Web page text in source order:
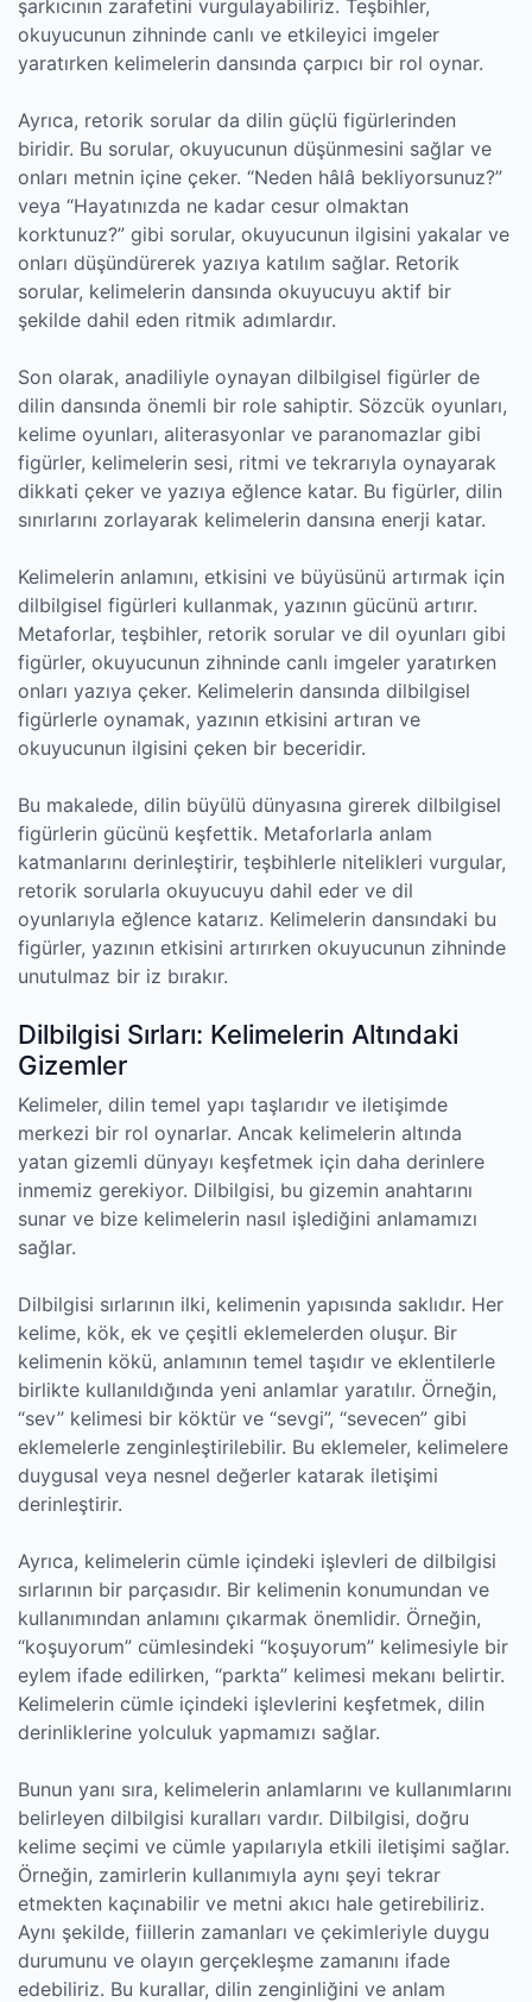
şarkıcının zarafetini vurgulayabiliriz. Teşbihler,
okuyucunun zihninde canlı ve etkileyici imgeler
yaratırken kelimelerin dansında çarpıcı bir rol oynar.
Ayrıca, retorik sorular da dilin güçlü figürlerinden
biridir. Bu sorular, okuyucunun düşünmesini sağlar ve
onları metnin içine çeker. “Neden hâlâ bekliyorsunuz?”
veya “Hayatınızda ne kadar cesur olmaktan
korktunuz?” gibi sorular, okuyucunun ilgisini yakalar ve
onları düşündürerek yazıya katılım sağlar. Retorik
sorular, kelimelerin dansında okuyucuyu aktif bir
şekilde dahil eden ritmik adımlardır.
Son olarak, anadiliyle oynayan dilbilgisel figürler de
dilin dansında önemli bir role sahiptir. Sözcük oyunları,
kelime oyunları, aliterasyonlar ve paranomazlar gibi
figürler, kelimelerin sesi, ritmi ve tekrarıyla oynayarak
dikkati çeker ve yazıya eğlence katar. Bu figürler, dilin
sınırlarını zorlayarak kelimelerin dansına enerji katar.
Kelimelerin anlamını, etkisini ve büyüsünü artırmak için
dilbilgisel figürleri kullanmak, yazının gücünü artırır.
Metaforlar, teşbihler, retorik sorular ve dil oyunları gibi
figürler, okuyucunun zihninde canlı imgeler yaratırken
onları yazıya çeker. Kelimelerin dansında dilbilgisel
figürlerle oynamak, yazının etkisini artıran ve
okuyucunun ilgisini çeken bir beceridir.
Bu makalede, dilin büyülü dünyasına girerek dilbilgisel
figürlerin gücünü keşfettik. Metaforlarla anlam
katmanlarını derinleştirir, teşbihlerle nitelikleri vurgular,
retorik sorularla okuyucuyu dahil eder ve dil
oyunlarıyla eğlence katarız. Kelimelerin dansındaki bu
figürler, yazının etkisini artırırken okuyucunun zihninde
unutulmaz bir iz bırakır.
Dilbilgisi Sırları: Kelimelerin Altındaki
Gizemler
Kelimeler, dilin temel yapı taşlarıdır ve iletişimde
merkezi bir rol oynarlar. Ancak kelimelerin altında
yatan gizemli dünyayı keşfetmek için daha derinlere
inmemiz gerekiyor. Dilbilgisi, bu gizemin anahtarını
sunar ve bize kelimelerin nasıl işlediğini anlamamızı
sağlar.
Dilbilgisi sırlarının ilki, kelimenin yapısında saklıdır. Her
kelime, kök, ek ve çeşitli eklemelerden oluşur. Bir
kelimenin kökü, anlamının temel taşıdır ve eklentilerle
birlikte kullanıldığında yeni anlamlar yaratılır. Örneğin,
“sev” kelimesi bir köktür ve “sevgi”, “sevecen” gibi
eklemelerle zenginleştirilebilir. Bu eklemeler, kelimelere
duygusal veya nesnel değerler katarak iletişimi
derinleştirir.
Ayrıca, kelimelerin cümle içindeki işlevleri de dilbilgisi
sırlarının bir parçasıdır. Bir kelimenin konumundan ve
kullanımından anlamını çıkarmak önemlidir. Örneğin,
“koşuyorum” cümlesindeki “koşuyorum” kelimesiyle bir
eylem ifade edilirken, “parkta” kelimesi mekanı belirtir.
Kelimelerin cümle içindeki işlevlerini keşfetmek, dilin
derinliklerine yolculuk yapmamızı sağlar.
Bunun yanı sıra, kelimelerin anlamlarını ve kullanımlarını
belirleyen dilbilgisi kuralları vardır. Dilbilgisi, doğru
kelime seçimi ve cümle yapılarıyla etkili iletişimi sağlar.
Örneğin, zamirlerin kullanımıyla aynı şeyi tekrar
etmekten kaçınabilir ve metni akıcı hale getirebiliriz.
Aynı şekilde, fiillerin zamanları ve çekimleriyle duygu
durumunu ve olayın gerçekleşme zamanını ifade
edebiliriz. Bu kurallar, dilin zenginliğini ve anlam